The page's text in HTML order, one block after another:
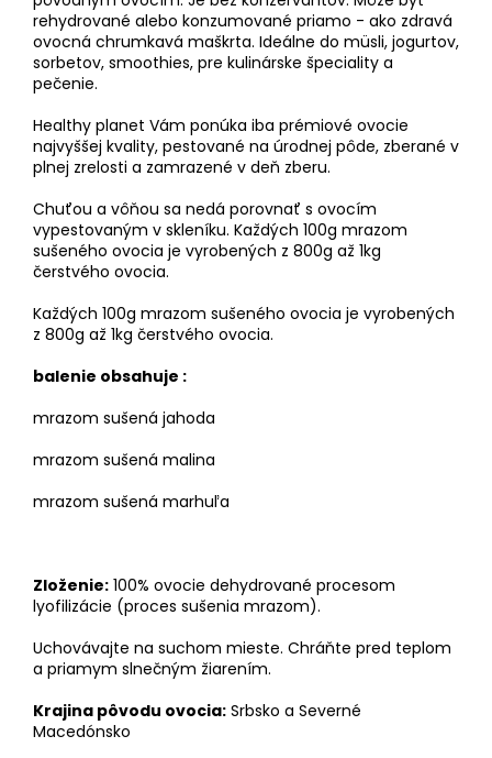
rehydrované alebo konzumované priamo - ako zdravá
ovocná chrumkavá maškrta. Ideálne do müsli, jogurtov,
sorbetov, smoothies, pre kulinárske špeciality a
pečenie.
Healthy planet Vám ponúka iba prémiové ovocie
najvyššej kvality, pestované na úrodnej pôde, zberané v
plnej zrelosti a zamrazené v deň zberu.
Chuťou a vôňou sa nedá porovnať s ovocím
vypestovaným v skleníku. Každých 100g mrazom
sušeného ovocia je vyrobených z 800g až 1kg
čerstvého ovocia.
Každých 100g mrazom sušeného ovocia je vyrobených
z 800g až 1kg čerstvého ovocia.
balenie obsahuje :
mrazom sušená jahoda
mrazom sušená malina
mrazom sušená marhuľa
Zloženie: 100% ovocie dehydrované procesom
lyofilizácie (proces sušenia mrazom).
Uchovávajte na suchom mieste. Chráňte pred teplom
a priamym slnečným žiarením.
Krajina pôvodu ovocia: Srbsko a Severné
Macedónsko